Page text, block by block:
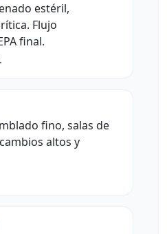
estéril,
Flujo
final.
fino, salas de
altos y